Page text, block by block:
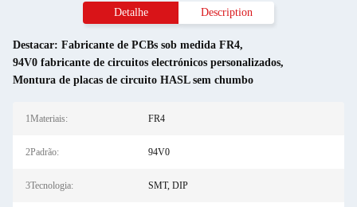
Detalhe Description
Destacar: Fabricante de PCBs sob medida FR4,
94V0 fabricante de circuitos electrónicos personalizados,
Montura de placas de circuito HASL sem chumbo
1Materiais: FR4
2Padrão: 94V0
3Tecnologia: SMT, DIP